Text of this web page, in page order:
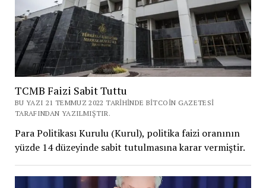
TCMB Faizi Sabit Tuttu
BU YAZI 21 TEMMUZ 2022 TARIHINDE BITCOIN GAZETESI
TARAFINDAN YAZILMIŞTIR.
Para Politikası Kurulu (Kurul), politika faizi oranının
yüzde 14 düzeyinde sabit tutulmasına karar vermiştir.